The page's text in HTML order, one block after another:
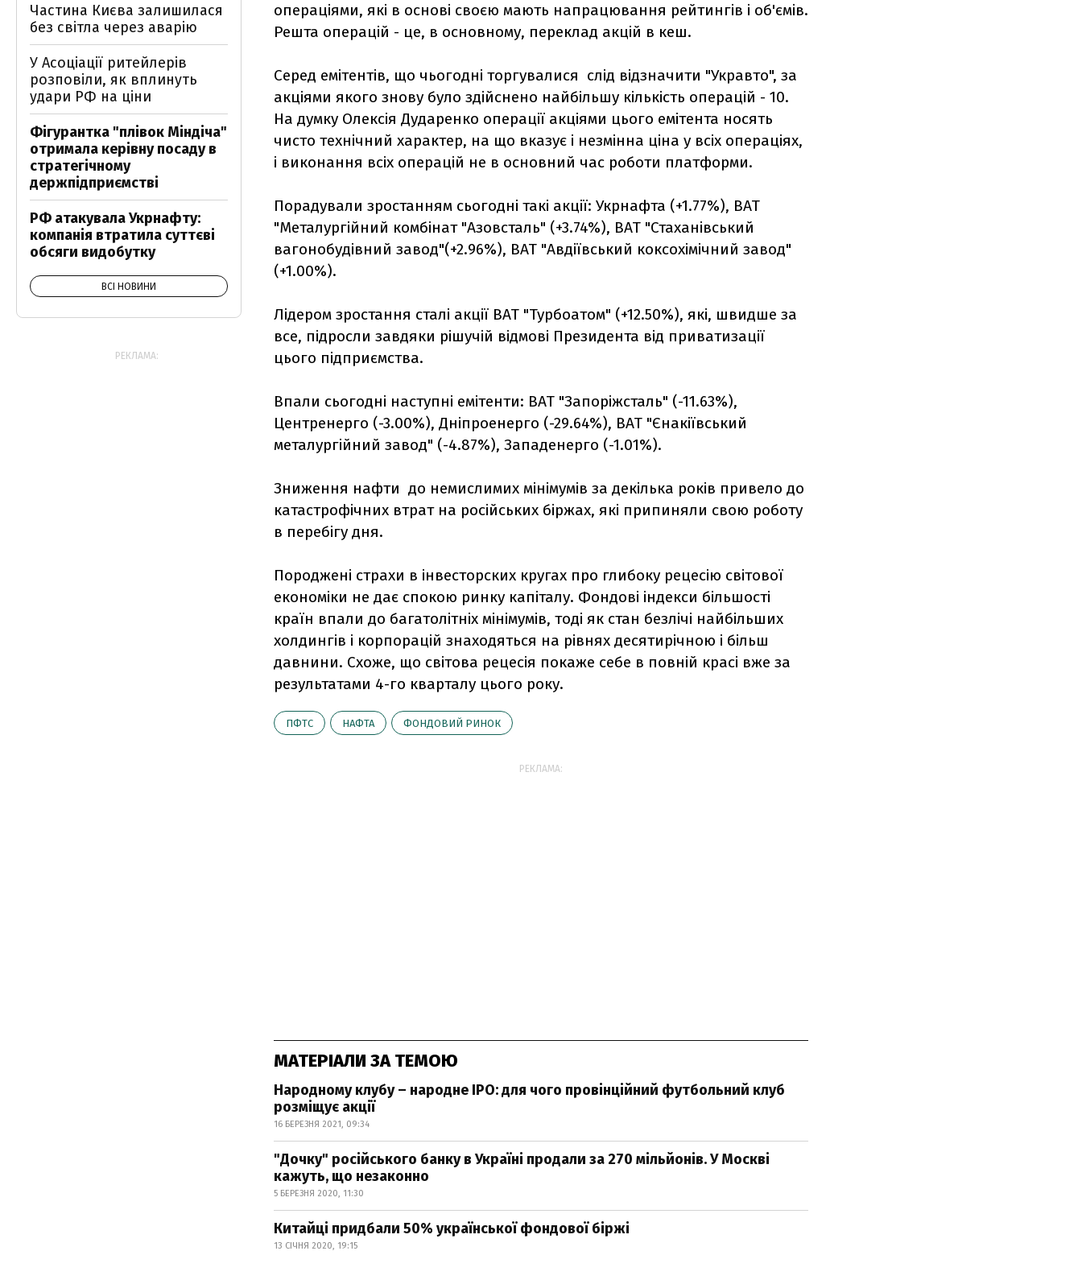
операціями, які в основі своєю мають напрацювання рейтингів і об'ємів.
Решта операцій - це, в основному, переклад акцій в кеш.
Серед емітентів, що чьогодні торгувалися слід відзначити "Укравто", за
акціями якого знову було здійснено найбільшу кількість операцій - 10.
На думку Олексія Дударенко операції акціями цього емітента носять
чисто технічний характер, на що вказує і незмінна ціна у всіх операціях,
і виконання всіх операцій не в основний час роботи платформи.
Порадували зростанням сьогодні такі акції: Укрнафта (+1.77%), ВАТ
"Металургійний комбінат "Азовсталь" (+3.74%), ВАТ "Стаханівський
вагонобудівний завод"(+2.96%), ВАТ "Авдіївський коксохімічний завод"
(+1.00%).
Лідером зростання сталі акції ВАТ "Турбоатом" (+12.50%), які, швидше за
все, підросли завдяки рішучій відмові Президента від приватизації
цього підприємства.
Впали сьогодні наступні емітенти: ВАТ "Запоріжсталь" (-11.63%),
Центренерго (-3.00%), Дніпроенерго (-29.64%), ВАТ "Єнакіївський
металургійний завод" (-4.87%), Западенерго (-1.01%).
Зниження нафти до немислимих мінімумів за декілька років привело до
катастрофічних втрат на російських біржах, які припиняли свою роботу
в перебігу дня.
Породжені страхи в інвесторских кругах про глибоку рецесію світової
економіки не дає спокою ринку капіталу. Фондові індекси більшості
країн впали до багатолітніх мінімумів, тоді як стан безлічі найбільших
холдингів і корпорацій знаходяться на рівнях десятирічною і більш
давнини. Схоже, що світова рецесія покаже себе в повній красі вже за
результатами 4-го кварталу цього року.
ПФТС НАФТА ФОНДОВИЙ РИНОК
РЕКЛАМА:
МАТЕРІАЛИ ЗА ТЕМОЮ
Народному клубу – народне IPO: для чого провінційний футбольний клуб
розміщує акції
16 БЕРЕЗНЯ 2021, 09:34
"Дочку" російського банку в Україні продали за 270 мільйонів. У Москві
кажуть, що незаконно
5 БЕРЕЗНЯ 2020, 11:30
Китайці придбали 50% української фондової біржі
13 СІЧНЯ 2020, 19:15
Частина Києва залишилася
без світла через аварію
У Асоціації ритейлерів
розповіли, як вплинуть
удари РФ на ціни
Фігурантка "плівок Міндіча"
отримала керівну посаду в
стратегічному
держпідприємстві
РФ атакувала Укрнафту:
компанія втратила суттєві
обсяги видобутку
ВСІ НОВИНИ
РЕКЛАМА: